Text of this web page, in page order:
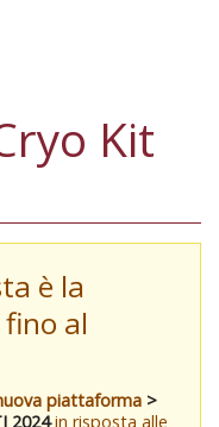
Kit
è la
al
piattaforma >
2024in risposta alle